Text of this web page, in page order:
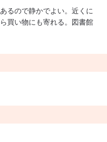
るので静かでよい。近くに
買い物にも寄れる。図書館